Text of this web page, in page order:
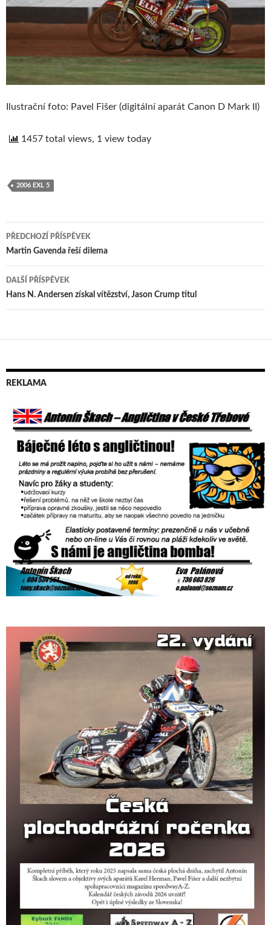
Ilustrační foto: Pavel Fišer (digitální aparát Canon D Mark II)
1457 total views, 1 view today
2006 EXL 5
Navigace
pro
příspěvek
PŘEDCHOZÍ PŘÍSPĚVEK
Martin Gavenda řeší dilema
DALŠÍ PŘÍSPĚVEK
Hans N. Andersen získal vítězství, Jason Crump titul
REKLAMA